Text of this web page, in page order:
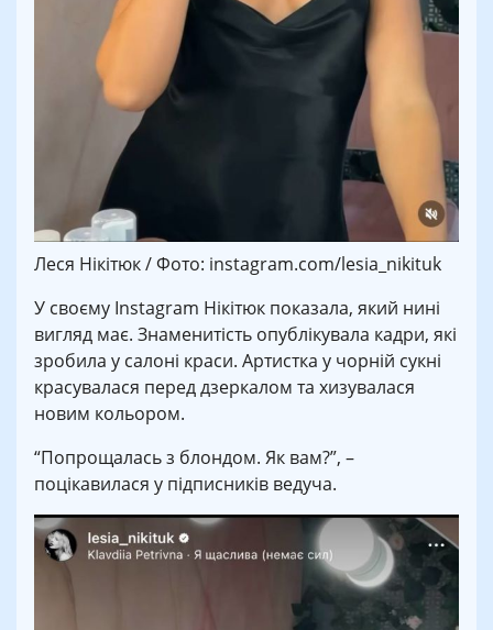
Леся Нікітюк / Фото: instagram.com/lesia_nikituk
У своєму Instagram Нікітюк показала, який нині
вигляд має. Знаменитість опублікувала кадри, які
зробила у салоні краси. Артистка у чорній сукні
красувалася перед дзеркалом та хизувалася
новим кольором.
“Попрощалась з блондом. Як вам?”, –
поцікавилася у підписників ведуча.